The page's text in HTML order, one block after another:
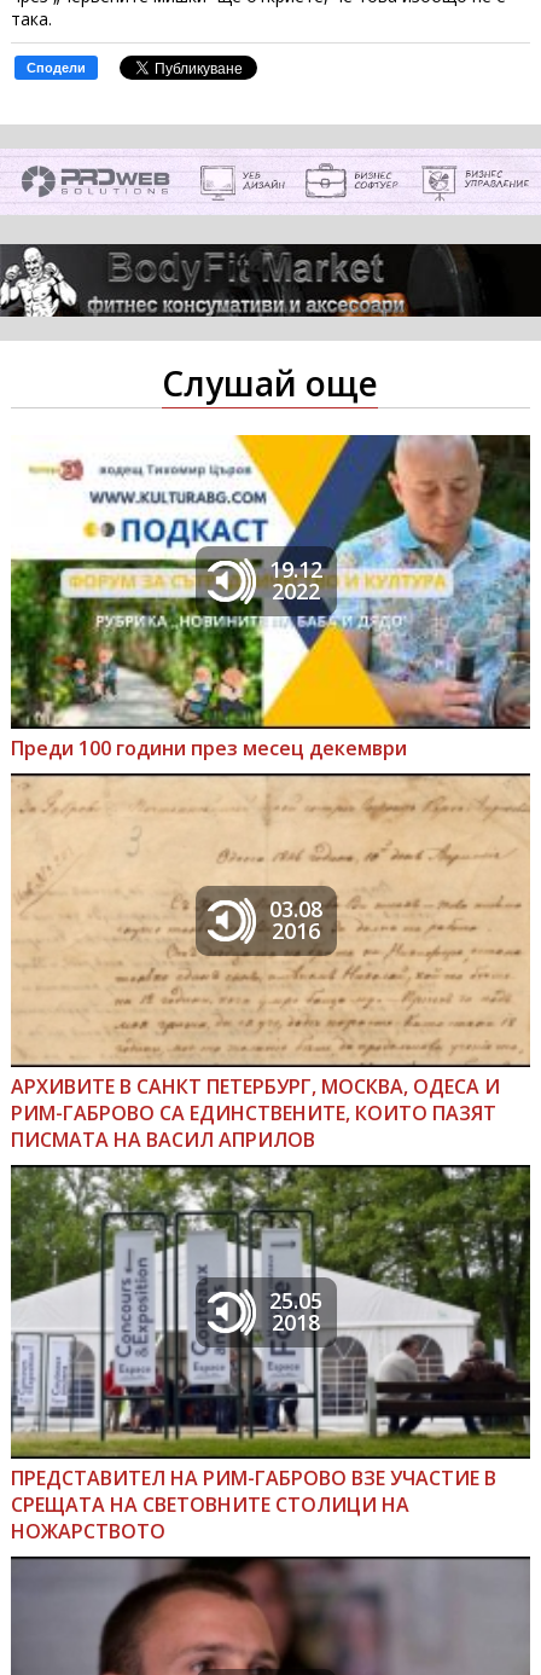
така.
Сподели
Слушай още
19.12
2022
Преди 100 години през месец декември
03.08
2016
АРХИВИТЕ В САНКТ ПЕТЕРБУРГ, МОСКВА, ОДЕСА И
РИМ-ГАБРОВО СА ЕДИНСТВЕНИТЕ, КОИТО ПАЗЯТ
ПИСМАТА НА ВАСИЛ АПРИЛОВ
25.05
2018
ПРЕДСТАВИТЕЛ НА РИМ-ГАБРОВО ВЗЕ УЧАСТИЕ В
СРЕЩАТА НА СВЕТОВНИТЕ СТОЛИЦИ НА
НОЖАРСТВОТО